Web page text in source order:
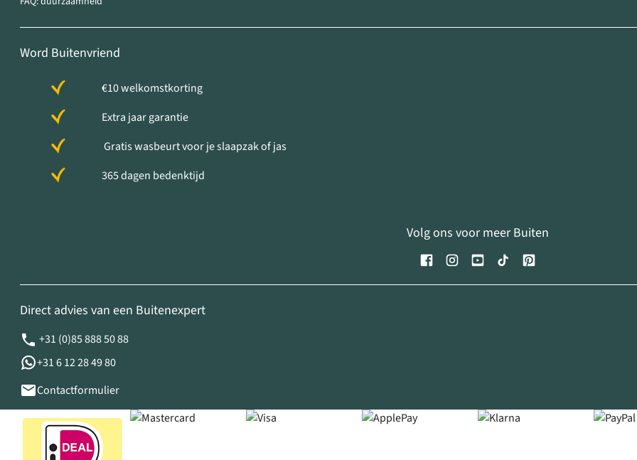
Word Buitenvriend
€10 welkomstkorting
Extra jaar garantie
Gratis wasbeurt voor je slaapzak of jas
365 dagen bedenktijd
Volg ons voor meer Buiten
Direct advies van een Buitenexpert
+31 (0)85 888 50 88
+31 6 12 28 49 80
Contactformulier